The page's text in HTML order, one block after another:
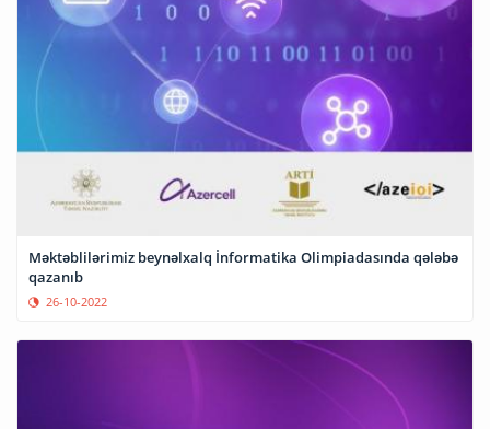
Məktəblilərimiz beynəlxalq İnformatika Olimpiadasında qələbə
qazanıb
26-10-2022